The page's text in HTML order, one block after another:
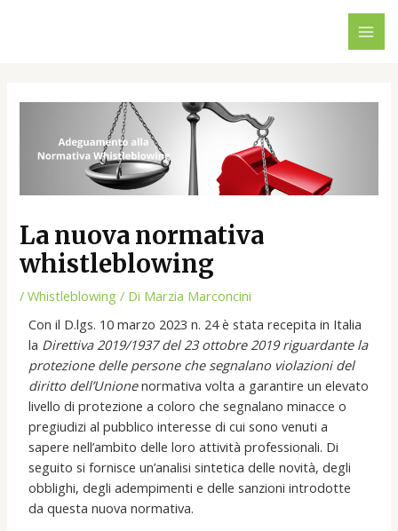
La nuova normativa
whistleblowing
/Whistleblowing / Di Marzia Marconcini
Con il D.lgs. 10 marzo 2023 n. 24 è stata recepita in Italia
la Direttiva 2019/1937 del 23 ottobre 2019 riguardante la
protezione delle persone che segnalano violazioni del
diritto dell’Unionenormativa volta a garantire un elevato
livello di protezione a coloro che segnalano minacce o
pregiudizi al pubblico interesse di cui sono venuti a
sapere nell’ambito delle loro attività professionali. Di
seguito si fornisce un’analisi sintetica delle novità, degli
obblighi, degli adempimenti e delle sanzioni introdotte
da questa nuova normativa.